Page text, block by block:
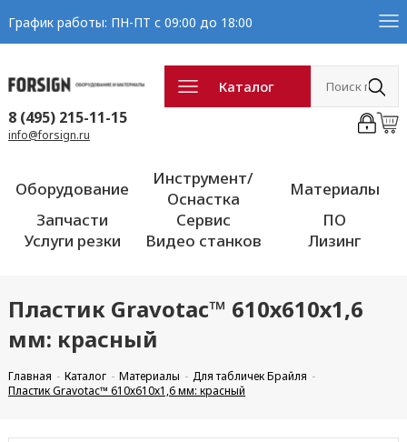
График работы: ПН-ПТ с 09:00 до 18:00
Каталог
8 (495) 215-11-15
info@forsign.ru
Оборудование
Инструмент/
Оснастка
Материалы
Запчасти
Сервис
ПО
Услуги резки
Видео станков Лизинг
Пластик Gravotac™ 610х610х1,6
мм: красный
Главная Каталог Материалы
Для табличек Брайля
Пластик Gravotac™ 610х610х1,6 мм: красный